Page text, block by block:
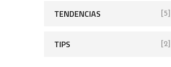
TENDENCIAS [5]
TIPS [2]